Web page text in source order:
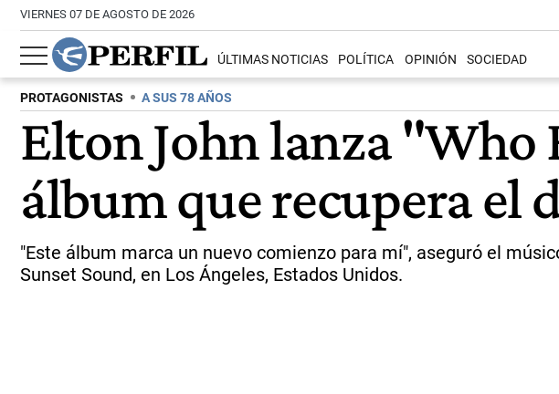
VIERNES 07 DE AGOSTO DE 2026
ÚLTIMAS NOTICIAS POLÍTICA OPINIÓN SOCIEDAD
PROTAGONISTAS A SUS 78 AÑOS
Elton John lanza "Who
álbum que recupera el
"Este álbum marca un nuevo comienzo para mí", aseguró el
Sunset Sound, en Los Ángeles, Estados Unidos.